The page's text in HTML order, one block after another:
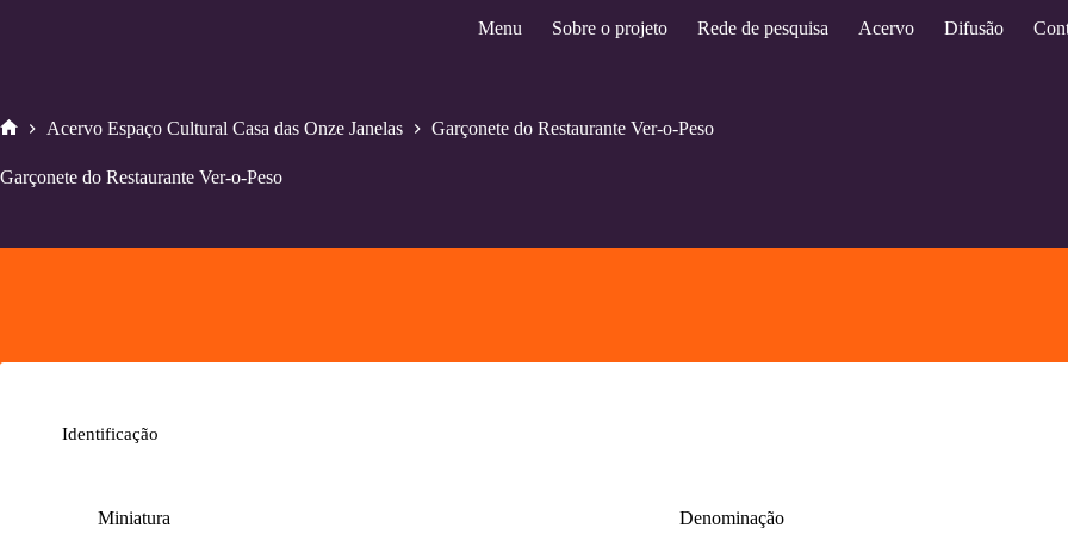
Menu Sobre o projeto Rede de pesquisa Acervo Difusão
Acervo Espaço Cultural Casa das Onze Janelas Garçonete do Restaurante Ver-o-Peso
Garçonete do Restaurante Ver-o-Peso
Identificação
Miniatura Denominação